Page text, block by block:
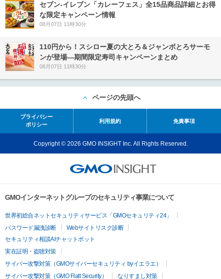
セブン‐イレブン「カレーフェス」全15品商品詳細とお得
な限定キャンペーン情報
08月07日 11時30分
110円から！スシロー夏の大とろ＆ジャンボとろサーモ
ンが登場―期間限定寿司キャンペーンまとめ
08月07日 11時30分
ページの先頭へ
プライバシー
ポリシー
利用規約 免責事項
Copyright © 2026 GMO INSIGHT Inc. All Rights Reserved.
GMOインターネットグループのセキュリティ事業について
世界初総合ネットセキュリティサービス「GMOセキュリティ24」
パスワード漏洩診断
Webサイトリスク診断
セキュリティ相談AIチャットボット
実在証明・盗聴対策
サイバー攻撃対策（GMOサイバーセキュリティ byイエラエ）
サイバー攻撃対策（GMO Flatt Security）
なりすまし対策